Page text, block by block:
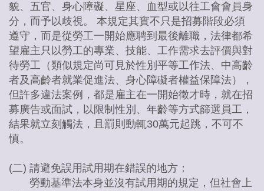
貌、五官、身心障礙、星座、血型或以往工會會員身
分，而予以歧視。 本規定其實不只是招募階段必須
遵守，而是從勞工一開始應聘到最後離職，法律都希
望雇主只以勞工的專業、技能、工作需求去評價與對
待勞工（類似規定尚可見於性別平等工作法、中高齡
者及高齡者就業促進法、身心障礙者權益保障法），
但許多違法案例，都是雇主在一開始徵才時，就在招
募廣告或面試，以限制性別、年齡等方式篩選員工，
結果就立刻觸法，且罰則動輒30萬元起跳，不可不
慎。
(二) 請避免誤用試用期在錯誤的地方：
勞動基準法本身並沒有試用期的規定，但社會上